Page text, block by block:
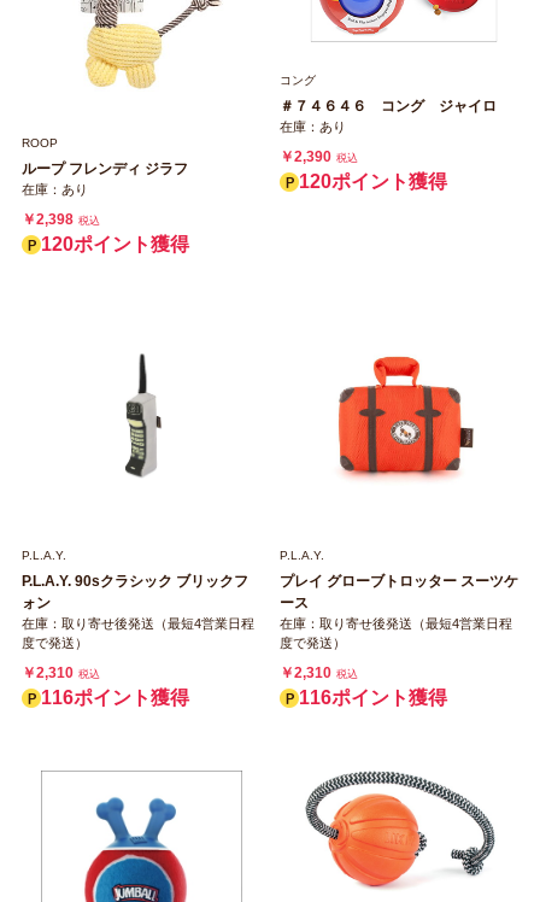
ROOP
ループ フレンディ ジラフ
在庫：あり
￥2,398 税込
120ポイント獲得
コング
＃７４６４６ コング ジャイロ
在庫：あり
￥2,390 税込
120ポイント獲得
P.L.A.Y.
P.L.A.Y. 90sクラシック ブリックフ
ォン
在庫：取り寄せ後発送（最短4営業日程
度で発送）
￥2,310 税込
116ポイント獲得
P.L.A.Y.
プレイ グローブトロッター スーツケ
ース
在庫：取り寄せ後発送（最短4営業日程
度で発送）
￥2,310 税込
116ポイント獲得